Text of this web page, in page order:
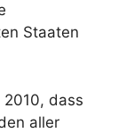
Staaten
dass
aller